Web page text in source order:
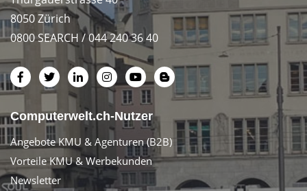
8050 Zürich
0800 SEARCH / 044 240 36 40
Computerwelt.ch-Nutzer
Angebote KMU & Agenturen (B2B)
Vorteile KMU & Werbekunden
Newsletter